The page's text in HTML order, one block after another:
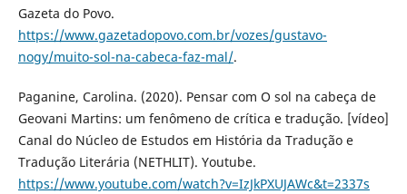
Gazeta do Povo.
https://www.gazetadopovo.com.br/vozes/gustavo-
nogy/muito-sol-na-cabeca-faz-mal/.
Paganine, Carolina. (2020). Pensar com O sol na cabeça de
Geovani Martins: um fenômeno de crítica e tradução. [vídeo]
Canal do Núcleo de Estudos em História da Tradução e
Tradução Literária (NETHLIT). Youtube.
https://www.youtube.com/watch?v=IzJkPXUJAWc&t=2337s